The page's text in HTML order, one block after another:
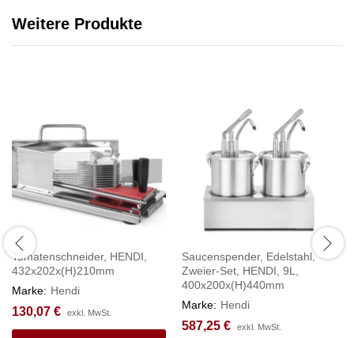
Weitere Produkte
Tomatenschneider, HENDI,
432x202x(H)210mm
Marke: Hendi
130,07 € exkl. MwSt.
Saucenspender, Edelstahl,
Zweier-Set, HENDI, 9L,
400x200x(H)440mm
Marke: Hendi
587,25 € exkl. MwSt.